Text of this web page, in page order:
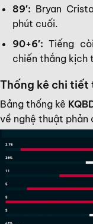
89′: Bryan
phút cuối.
90+6′: Tiếng
chiến thắng kịch
Thống kê chi tiết
Bảng thống kê
về nghệ thuật phản